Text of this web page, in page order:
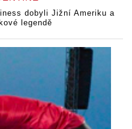
dobyli Jižní Ameriku a
legendě